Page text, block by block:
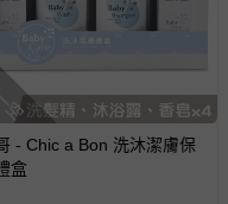
空
- Chic a Bon 洗沐潔膚保
盒